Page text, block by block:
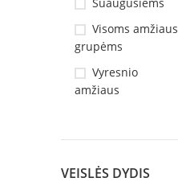
Visoms amžiaus
grupėms
Vyresnio
amžiaus
VEISLĖS DYDIS